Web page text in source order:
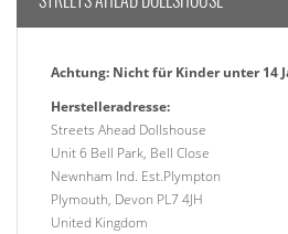
Achtung: Nicht für Kinder unter 14
Herstelleradresse:
Streets Ahead Dollshouse
Unit 6 Bell Park, Bell Close
Newnham Ind. Est.Plympton
Plymouth, Devon PL7 4JH
United Kingdom